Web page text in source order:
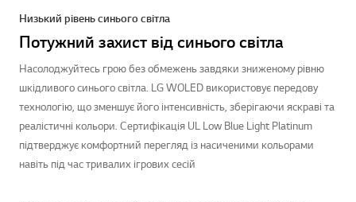
Низький рівень синього світла
Потужний захист від синього світла
Насолоджуйтесь грою без обмежень завдяки зниженому рівню
шкідливого синього світла. LG WOLED використовує передову
технологію, що зменшує його інтенсивність, зберігаючи яскраві та
реалістичні кольори. Сертифікація UL Low Blue Light Platinum
підтверджує комфортний перегляд із насиченими кольорами
навіть під час тривалих ігрових сесій